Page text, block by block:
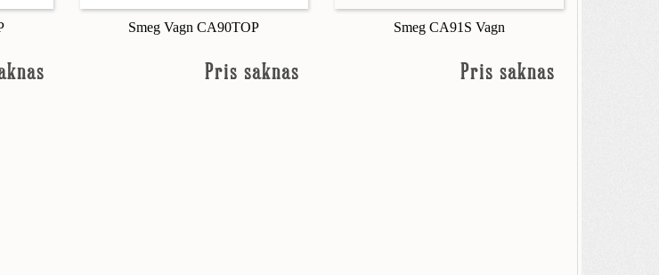
Smeg Vagn CA90TOP
Pris saknas
Smeg CA91S Vagn
Pris saknas